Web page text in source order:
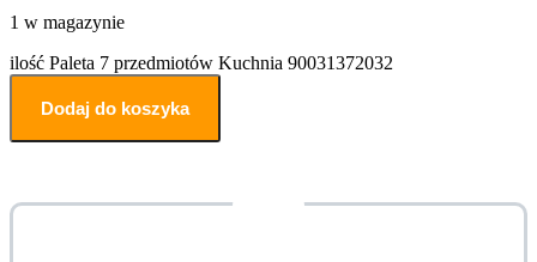
1 w magazynie
ilość Paleta 7 przedmiotów Kuchnia 90031372032
Dodaj do koszyka